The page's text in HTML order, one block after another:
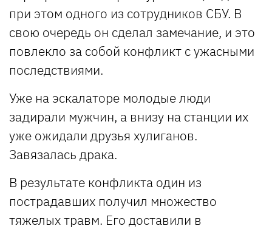
при этом одного из сотрудников СБУ. В
свою очередь он сделал замечание, и это
повлекло за собой конфликт с ужасными
последствиями.
Уже на эскалаторе молодые люди
задирали мужчин, а внизу на станции их
уже ожидали друзья хулиганов.
Завязалась драка.
В результате конфликта один из
пострадавших получил множество
тяжелых травм. Его доставили в